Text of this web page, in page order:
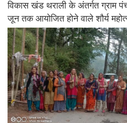
विकास खंड थराली के अंतर्गत ग्राम
जून तक आयोजित होने वाले शौर्य